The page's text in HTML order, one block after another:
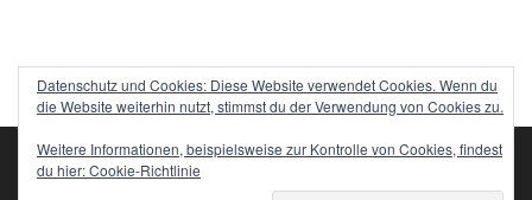
Startseite
TOP
Datenschutz und Cookies: Diese Website verwendet Cookies. Wenn du
die Website weiterhin nutzt, stimmst du der Verwendung von Cookies zu.
Weitere Informationen, beispielsweise zur Kontrolle von Cookies, findest
du hier:Cookie-Richtlinie